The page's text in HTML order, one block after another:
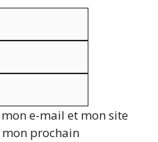
e-mail et mon site
prochain